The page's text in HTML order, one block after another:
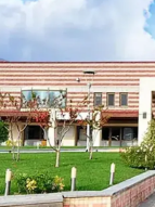
Son
Haber